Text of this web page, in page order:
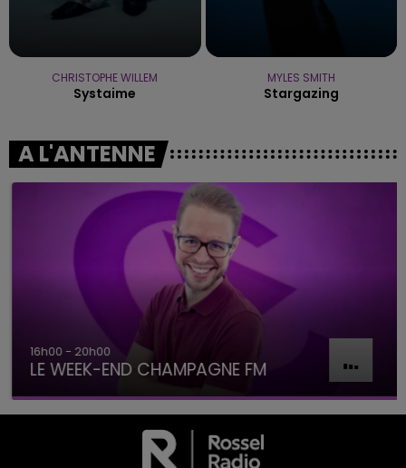
CHRISTOPHE WILLEM
Systaime
MYLES SMITH
Stargazing
A L'ANTENNE
16h00 - 20h00
LE WEEK-END CHAMPAGNE FM